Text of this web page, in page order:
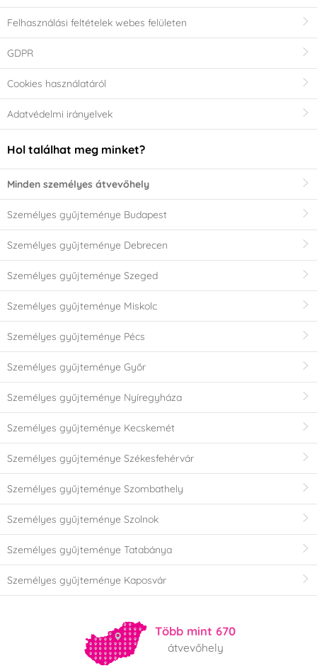
Felhasználási feltételek webes felületen
GDPR
Cookies használatáról
Adatvédelmi irányelvek
Hol találhat meg minket?
Minden személyes átvevőhely
Személyes gyűjteménye Budapest
Személyes gyűjteménye Debrecen
Személyes gyűjteménye Szeged
Személyes gyűjteménye Miskolc
Személyes gyűjteménye Pécs
Személyes gyűjteménye Győr
Személyes gyűjteménye Nyíregyháza
Személyes gyűjteménye Kecskemét
Személyes gyűjteménye Székesfehérvár
Személyes gyűjteménye Szombathely
Személyes gyűjteménye Szolnok
Személyes gyűjteménye Tatabánya
Személyes gyűjteménye Kaposvár
Több mint 670
átvevőhely